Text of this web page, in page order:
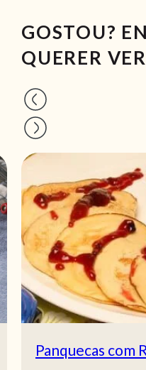
GOSTOU?
QUERER
Panquecas com